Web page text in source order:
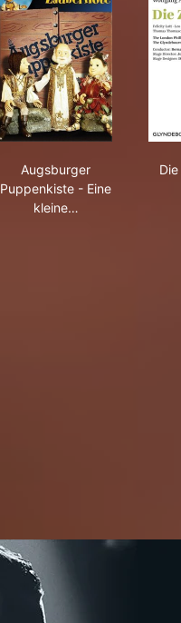
Augsburger
Puppenkiste - Eine
kleine…